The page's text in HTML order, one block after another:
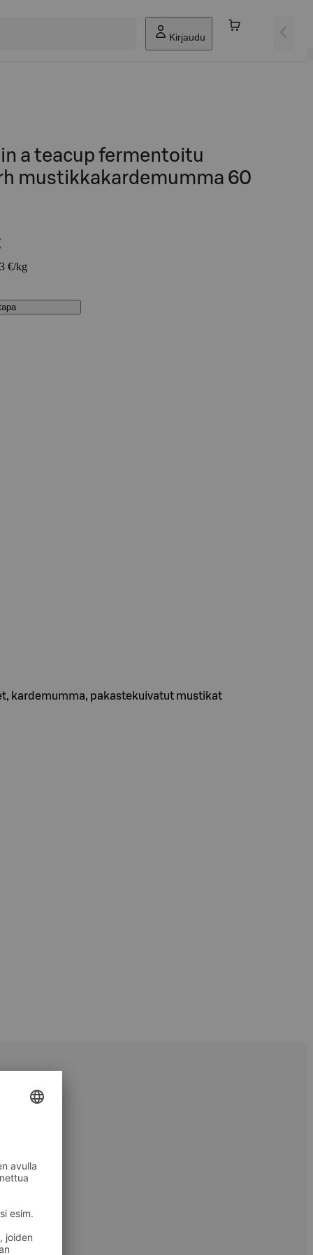
Kirjaudu
a teacup fermentoitu
mustikkakardemumma 60
€/kg
kardemumma, pakastekuivatut mustikat